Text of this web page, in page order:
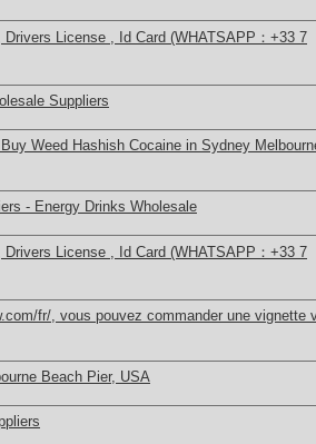
License , Id Card (WHATSAPP：+33 7
Suppliers
Weed Hashish Cocaine in Sydney
- Energy Drinks Wholesale
License , Id Card (WHATSAPP：+33 7
fr/, vous pouvez commander une vignette
Beach Pier, USA